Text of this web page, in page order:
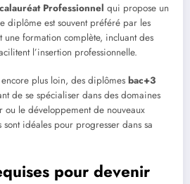
Professionnel qui propose un
diplôme est souvent préféré par les
formation complète, incluant des
l’insertion professionnelle.
plus loin, des diplômes bac+3
de se spécialiser dans des domaines
ou le développement de nouveaux
idéales pour progresser dans sa
pour devenir